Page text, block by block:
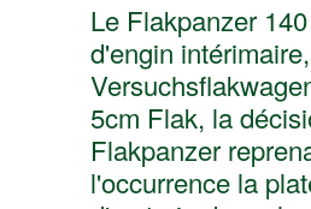
Le Flakpanzer
d'engin
5cm Flak, la
Flakpanzer
l'occurrence la